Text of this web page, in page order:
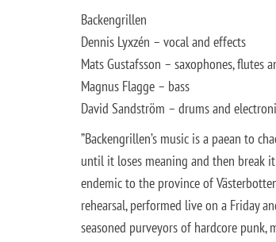
Backengrillen
Dennis Lyxzén – vocal and effects
Mats Gustafsson – saxophones, flutes
Magnus Flagge – bass
David Sandström – drums and
”Backengrillen’s music is a paean to
until it loses meaning and then break
endemic to the province of
rehearsal, performed live on a Friday
seasoned purveyors of hardcore punk,